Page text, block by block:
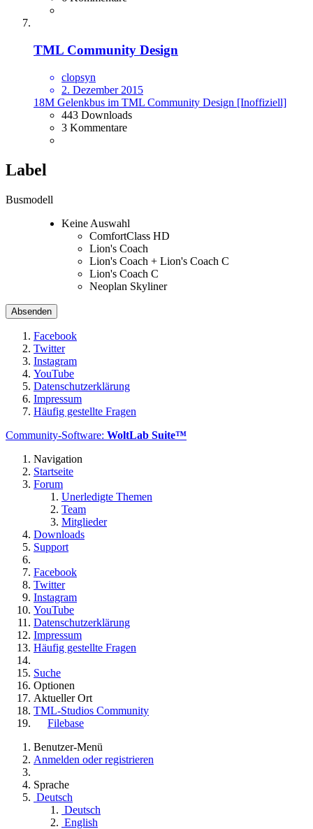
TML Community Design
clopsyn
2. Dezember 2015
18M Gelenkbus im TML Community Design [Inoffiziell]
443 Downloads
3 Kommentare
Label
Busmodell
Keine Auswahl
ComfortClass HD
Lion's Coach
Lion's Coach + Lion's Coach C
Lion's Coach C
Neoplan Skyliner
Facebook
Twitter
Instagram
YouTube
Datenschutzerklärung
Impressum
Häufig gestellte Fragen
Community-Software: WoltLab Suite™
Navigation
Startseite
Forum
Unerledigte Themen
Team
Mitglieder
Downloads
Support
Facebook
Twitter
Instagram
YouTube
Datenschutzerklärung
Impressum
Häufig gestellte Fragen
Suche
Optionen
Aktueller Ort
TML-Studios Community
Filebase
Benutzer-Menü
Anmelden oder registrieren
Sprache
Deutsch
Deutsch
English